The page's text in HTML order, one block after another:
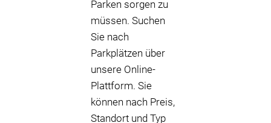
Parken sorgen zu
müssen. Suchen
Sie nach
Parkplätzen über
unsere Online-
Plattform. Sie
können nach Preis,
Standort und Typ